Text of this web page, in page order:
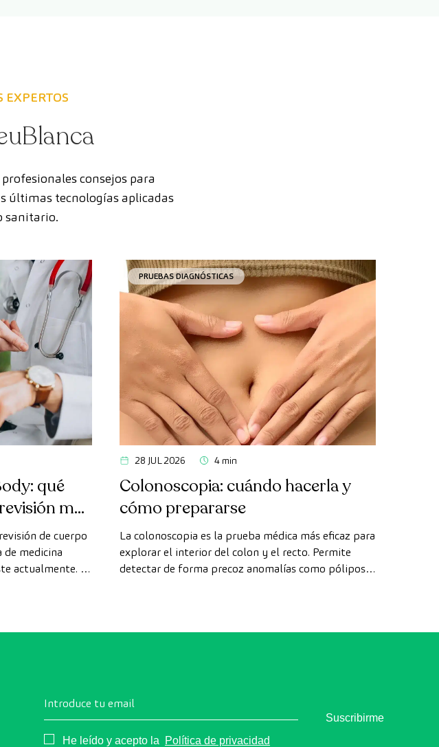
EXPERTOS
consejos para
últimas tecnologías aplicadas
sanitario.
qué
más
de cuerpo
medicina
actualmente. A
vitales, el
PRUEBAS DIAGNÓSTICAS
28 JUL 2026 4 min
Colonoscopia: cuándo hacerla y
cómo prepararse
La colonoscopia es la prueba médica más eficaz para
explorar el interior del colon y el recto. Permite
detectar de forma precoz anomalías como pólipos,
Introduce tu email
Consentimiento
He leído y acepto la Política de privacidad
Suscribirme